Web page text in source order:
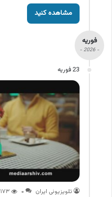
مشاهده کنید
فوریه
- 2026 -
23 فوریه
تلویزیونی ایران ۰ ۱۷۳